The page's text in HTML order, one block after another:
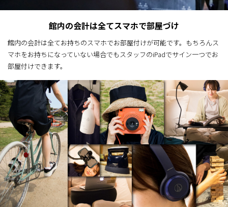
館内の会計は全てスマホで部屋づけ
館内の会計は全てお持ちのスマホでお部屋付けが可能です。もちろんス
マホをお持ちになっていない場合でもスタッフのiPadでサイン一つでお
部屋付けできます。